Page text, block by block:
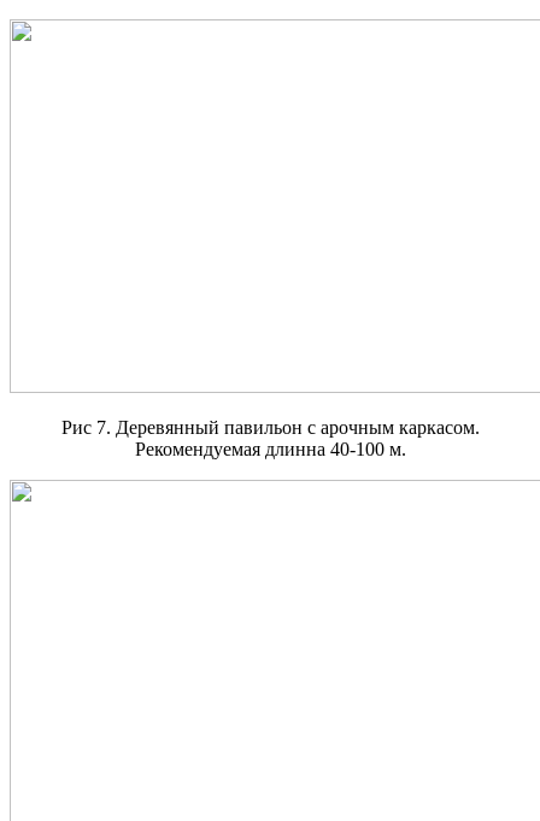
Рис 7. Деревянный павильон с арочным каркасом.
Рекомендуемая длинна 40-100 м.